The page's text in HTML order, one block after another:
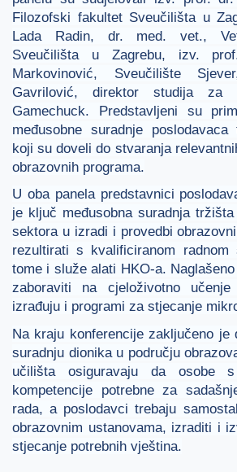
Filozofski fakultet Sveučilišta u
Lada Radin, dr. med. vet.,
Sveučilišta u Zagrebu, izv.
Markovinović, Sveučilište
Gavrilović, direktor studija za
Gamechuck. Predstavljeni su
međusobne suradnje
koji su doveli do stvaranja
obrazovnih programa.
U oba panela predstavnici
je ključ međusobna suradnja
sektora u izradi i provedbi
rezultirati s kvalificiranom radnom
tome i služe alati HKO-a.
zaboraviti na cjeloživotno
izrađuju i programi za stjecanje
Na kraju konferencije zaključeno je
suradnju dionika u području
učilišta osiguravaju da osobe
kompetencije potrebne za
rada, a poslodavci trebaju
obrazovnim ustanovama, izraditi i
stjecanje potrebnih vještina.